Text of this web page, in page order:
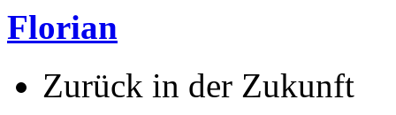
Florian
Zurück in der Zukunft